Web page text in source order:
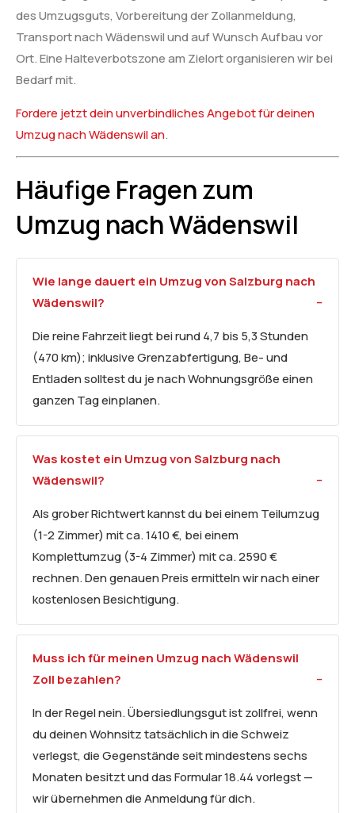
des Umzugsguts, Vorbereitung der Zollanmeldung,
Transport nach Wädenswil und auf Wunsch Aufbau vor
Ort. Eine Halteverbotszone am Zielort organisieren wir bei
Bedarf mit.
Fordere jetzt dein unverbindliches Angebot für deinen
Umzug nach Wädenswil an.
Häufige Fragen zum
Umzug nach Wädenswil
Wie lange dauert ein Umzug von Salzburg nach
Wädenswil?
Die reine Fahrzeit liegt bei rund 4,7 bis 5,3 Stunden
(470 km); inklusive Grenzabfertigung, Be- und
Entladen solltest du je nach Wohnungsgröße einen
ganzen Tag einplanen.
Was kostet ein Umzug von Salzburg nach
Wädenswil?
Als grober Richtwert kannst du bei einem Teilumzug
(1-2 Zimmer) mit ca. 1410 €, bei einem
Komplettumzug (3-4 Zimmer) mit ca. 2590 €
rechnen. Den genauen Preis ermitteln wir nach einer
kostenlosen Besichtigung.
Muss ich für meinen Umzug nach Wädenswil
Zoll bezahlen?
In der Regel nein. Übersiedlungsgut ist zollfrei, wenn
du deinen Wohnsitz tatsächlich in die Schweiz
verlegst, die Gegenstände seit mindestens sechs
Monaten besitzt und das Formular 18.44 vorlegst —
wir übernehmen die Anmeldung für dich.